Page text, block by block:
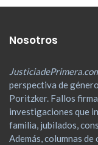
Nosotros
perspectiva de
Poritzker. Fallos
investigaciones que
familia, jubilados,
Además, columnas